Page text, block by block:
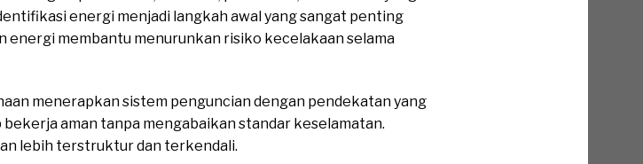
energi menjadi langkah awal yang sangat penting
energi membantu menurunkan risiko kecelakaan selama
menerapkan sistem penguncian dengan pendekatan yang
aman tanpa mengabaikan standar keselamatan.
lebih terstruktur dan terkendali.